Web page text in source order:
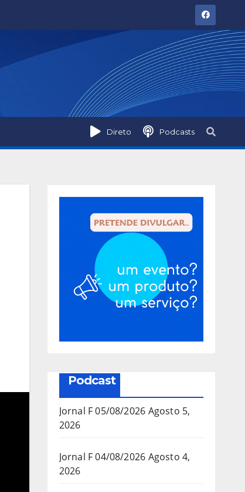
Direto Podcasts
Podcast
Jornal F 05/08/2026 Agosto 5,
2026
Jornal F 04/08/2026 Agosto 4,
2026